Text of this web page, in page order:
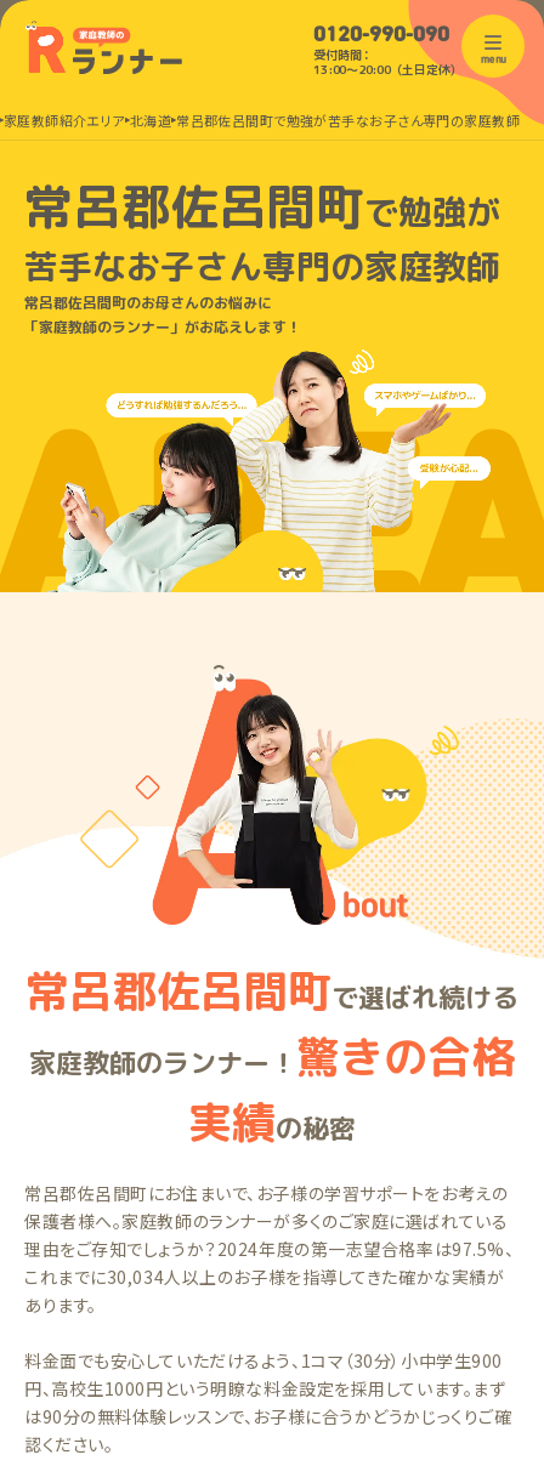
0120-990-090
受付時間：
13:00〜20:00（土日定休）
menu
家庭教師紹介エリア 北海道 常呂郡佐呂間町で勉強が苦手なお子さん専門の家庭教師
常呂郡佐呂間町で勉強が
苦手なお子さん専門の家庭教師
常呂郡佐呂間町のお母さんのお悩みに
「家庭教師のランナー」がお応えします！
常呂郡佐呂間町で選ばれ続ける
家庭教師のランナー！ 驚きの合格
実績の秘密
常呂郡佐呂間町にお住まいで、お子様の学習サポートをお考えの
保護者様へ。家庭教師のランナーが多くのご家庭に選ばれている
理由をご存知でしょうか？2024年度の第一志望合格率は97.5%、
これまでに30,034人以上のお子様を指導してきた確かな実績が
あります。
料金面でも安心していただけるよう、1コマ（30分）小中学生900
円、高校生1000円という明瞭な料金設定を採用しています。まず
は90分の無料体験レッスンで、お子様に合うかどうかじっくりご確
認ください。